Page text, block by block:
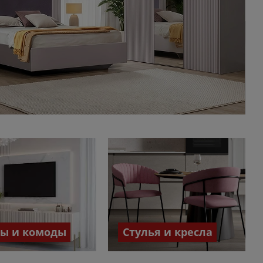
и комоды Стулья и кресла